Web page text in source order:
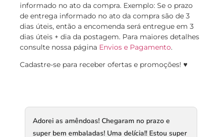
informado no ato da compra. Exemplo: Se o prazo
de entrega informado no ato da compra são de 3
dias úteis, então a encomenda será entregue em 3
dias úteis + dia da postagem. Para maiores detalhes
consulte nossa página Envios e Pagamento.
Cadastre-se para receber ofertas e promoções! ♥
Adorei as amêndoas! Chegaram no prazo e
super bem embaladas! Uma delícia!! Estou super